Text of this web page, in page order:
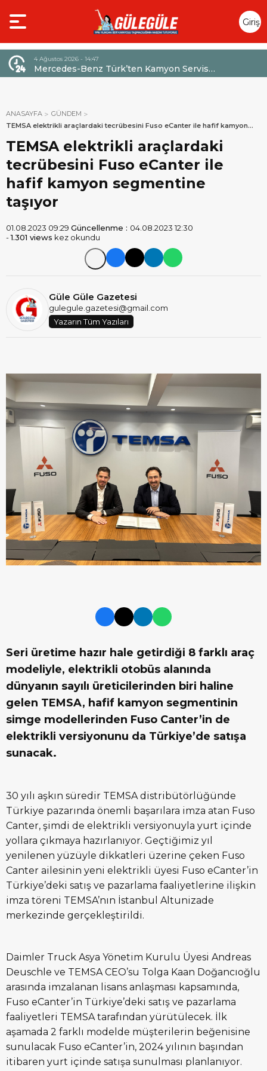
Giriş
Yap
4 Ağustos 2026 - 14:47
Mercedes-Benz Türk’ten Kamyon Servis
Sözleşmelerinde 36 Aya Varan Taksit İmkânı
ANASAYFA
GÜNDEM
TEMSA elektrikli araçlardaki tecrübesini Fuso eCanter ile hafif kamyon
TEMSA elektrikli araçlardaki
tecrübesini Fuso eCanter ile
hafif kamyon segmentine
taşıyor
01.08.2023 09:29 Güncellenme : 04.08.2023 12:30
-1.301 views kez okundu
Güle Güle Gazetesi
gulegule.gazetesi@gmail.com
Yazarın Tüm Yazıları
Seri üretime hazır hale getirdiği 8 farklı araç
modeliyle, elektrikli otobüs alanında
dünyanın sayılı üreticilerinden biri haline
gelen TEMSA, hafif kamyon segmentinin
simge modellerinden Fuso Canter’in de
elektrikli versiyonunu da Türkiye’de satışa
sunacak.
30 yılı aşkın süredir TEMSA distribütörlüğünde
Türkiye pazarında önemli başarılara imza atan Fuso
Canter, şimdi de elektrikli versiyonuyla yurt içinde
yollara çıkmaya hazırlanıyor. Geçtiğimiz yıl
yenilenen yüzüyle dikkatleri üzerine çeken Fuso
Canter ailesinin yeni elektrikli üyesi Fuso eCanter’in
Türkiye’deki satış ve pazarlama faaliyetlerine ilişkin
imza töreni TEMSA’nın İstanbul Altunizade
merkezinde gerçekleştirildi.
Daimler Truck Asya Yönetim Kurulu Üyesi Andreas
Deuschle ve TEMSA CEO’su Tolga Kaan Doğancıoğlu
arasında imzalanan lisans anlaşması kapsamında,
Fuso eCanter’in Türkiye’deki satış ve pazarlama
faaliyetleri TEMSA tarafından yürütülecek. İlk
aşamada 2 farklı modelde müşterilerin beğenisine
sunulacak Fuso eCanter’in, 2024 yılının başından
itibaren yurt içinde satışa sunulması planlanıyor.